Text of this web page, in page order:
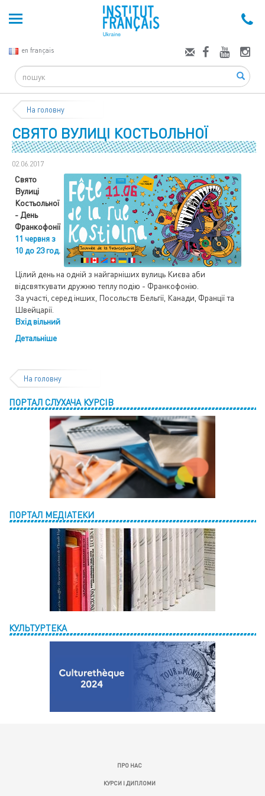
en français
Search
На головну
СВЯТО ВУЛИЦІ КОСТЬОЛЬНОЇ
02.06.2017
Свято
Вулиці
Костьольної
- День
Франкофонії
11 червня з
10 до 23 год.
Цілий день на одній з найгарніших вулиць Києва аби
відcвяткувати дружню теплу подію - Франкофонію.
За участі, серед інших, Посольств Бельгії, Канади, Франції та
Швейцарії.
Вхід вільний
Детальніше
На головну
ПОРТАЛ СЛУХАЧА КУРСІВ
ПОРТАЛ МЕДІАТЕКИ
КУЛЬТУРТЕКА
ПРО НАС
КУРСИ І ДИПЛОМИ